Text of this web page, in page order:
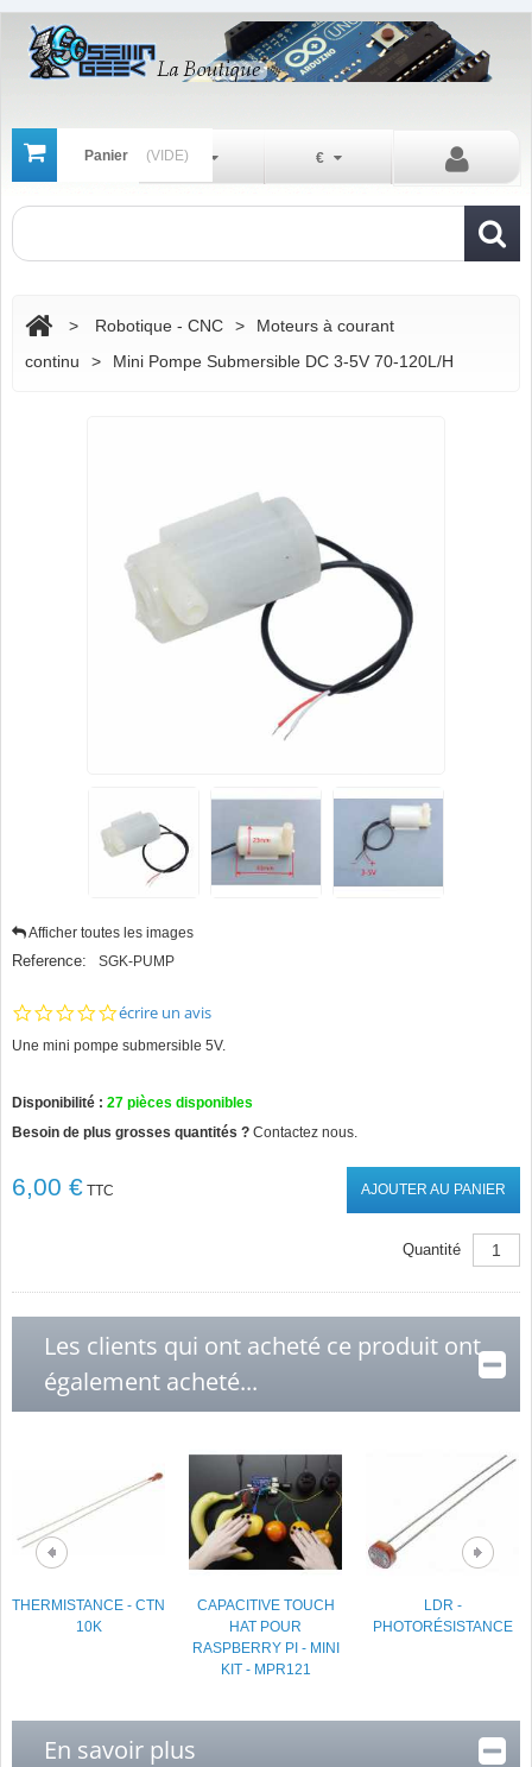
Panier (VIDE) €
Fr
> Robotique - CNC >
Moteurs à courant
continu
> Mini Pompe Submersible DC 3-5V 70-120L/H
Afficher toutes les images
Reference: SGK-PUMP
0.0
rating
écrire un avis
Une mini pompe submersible 5V.
Disponibilité :27 pièces disponibles
Besoin de plus grosses quantités ?Contactez nous.
6,00 € TTC AJOUTER AU PANIER
Quantité
Les clients qui ont acheté ce produit ont
également acheté...
THERMISTANCE - CTN
10K
CAPACITIVE TOUCH
HAT POUR
RASPBERRY PI - MINI
KIT - MPR121
LDR -
PHOTORÉSISTANCE
En savoir plus